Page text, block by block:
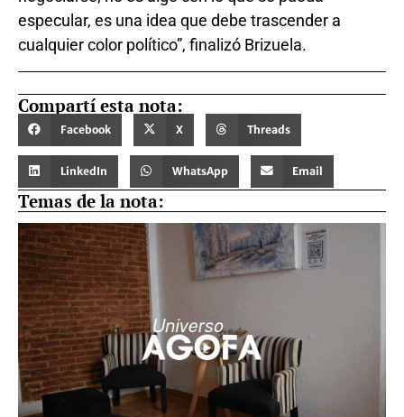
especular, es una idea que debe trascender a
cualquier color político”, finalizó Brizuela.
Compartí esta nota:
Facebook X Threads
LinkedIn WhatsApp Email
Temas de la nota: